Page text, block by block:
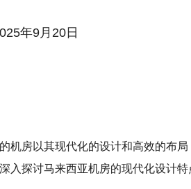
年9月20日
机房以其现代化的设计和高效的布
探讨马来西亚机房的现代化设计